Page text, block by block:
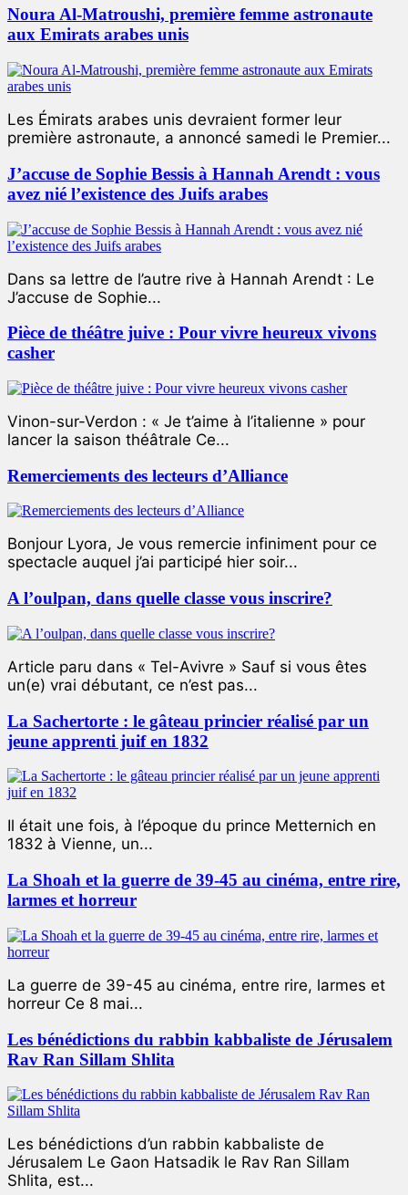
Noura Al-Matroushi, première femme astronaute
aux Emirats arabes unis
Les Émirats arabes unis devraient former leur
première astronaute, a annoncé samedi le Premier...
J’accuse de Sophie Bessis à Hannah Arendt : vous
avez nié l’existence des Juifs arabes
Dans sa lettre de l’autre rive à Hannah Arendt : Le
J’accuse de Sophie...
Pièce de théâtre juive : Pour vivre heureux vivons
casher
Vinon-sur-Verdon : « Je t’aime à l’italienne » pour
lancer la saison théâtrale Ce...
Remerciements des lecteurs d’Alliance
Bonjour Lyora, Je vous remercie infiniment pour ce
spectacle auquel j’ai participé hier soir...
A l’oulpan, dans quelle classe vous inscrire?
Article paru dans « Tel-Avivre » Sauf si vous êtes
un(e) vrai débutant, ce n’est pas...
La Sachertorte : le gâteau princier réalisé par un
jeune apprenti juif en 1832
Il était une fois, à l’époque du prince Metternich en
1832 à Vienne, un...
La Shoah et la guerre de 39-45 au cinéma, entre rire,
larmes et horreur
La guerre de 39-45 au cinéma, entre rire, larmes et
horreur Ce 8 mai...
Les bénédictions du rabbin kabbaliste de Jérusalem
Rav Ran Sillam Shlita
Les bénédictions d’un rabbin kabbaliste de
Jérusalem Le Gaon Hatsadik le Rav Ran Sillam
Shlita, est...